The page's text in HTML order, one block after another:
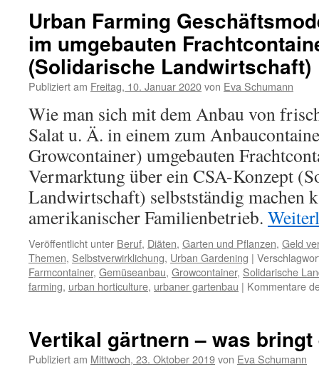
Urban Farming
im umgebauten
(Solidarische Landwirtschaft)
Publiziert am Freitag, 10. Januar 2020von Eva Schumann
Wie man sich mit dem Anbau von
Salat u. Ä. in einem zum
Growcontainer) umgebauten
Vermarktung über ein CSA-Konzept
Landwirtschaft) selbstständig machen
amerikanischer Familienbetrieb.
Veröffentlicht unter Beruf, Diäten, Garten und Pflanzen, Geld
Themen, Selbstverwirklichung, Urban Gardening |
Farmcontainer, Gemüseanbau, Growcontainer, Solidarische
farming, urban horticulture, urbaner gartenbau | Kommentare
Vertikal gärtnern – was bringt
Publiziert am Mittwoch, 23. Oktober 2019von Eva Schumann